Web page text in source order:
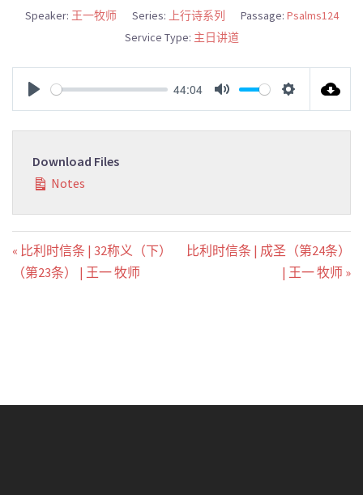
Speaker: 王一牧师 Series: 上行诗系列 Passage: Psalms124
Service Type: 主日讲道
PLAY
44:04
MUTE SETTINGS
Download Files
Notes
« 比利时信条 | 32称义（下）
（第23条） | 王一 牧师
比利时信条 | 成圣（第24条）
| 王一 牧师 »